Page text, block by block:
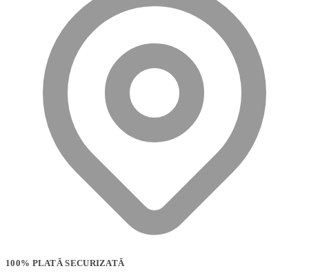
100% PLATĂ SECURIZATĂ